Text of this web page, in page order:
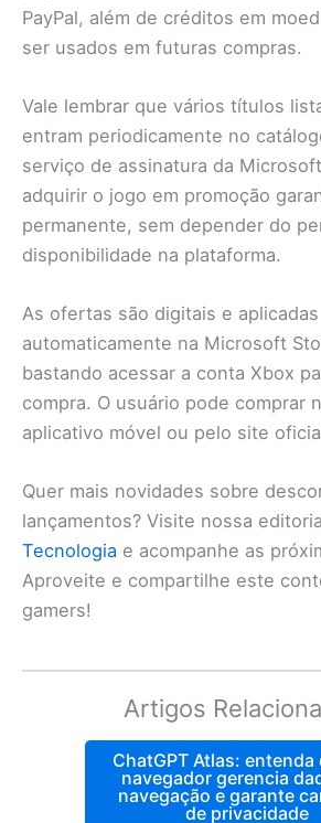
PayPal, além de créditos em
ser usados em futuras compras.
Vale lembrar que vários títulos
entram periodicamente no
serviço de assinatura da
adquirir o jogo em promoção
permanente, sem depender do
disponibilidade na plataforma.
As ofertas são digitais e aplicadas
automaticamente na Microsoft
bastando acessar a conta Xbox
compra. O usuário pode comprar
aplicativo móvel ou pelo site
Quer mais novidades sobre
lançamentos? Visite nossa
Tecnologia e acompanhe as
Aproveite e compartilhe este
gamers!
Artigos
ChatGPT Atlas: entenda
navegador gerencia
navegação e garante
de privacidade